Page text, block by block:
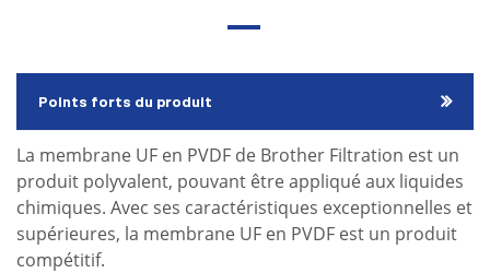
Points forts du produit
La membrane UF en PVDF de Brother Filtration est un
produit polyvalent, pouvant être appliqué aux liquides
chimiques. Avec ses caractéristiques exceptionnelles et
supérieures, la membrane UF en PVDF est un produit
compétitif.